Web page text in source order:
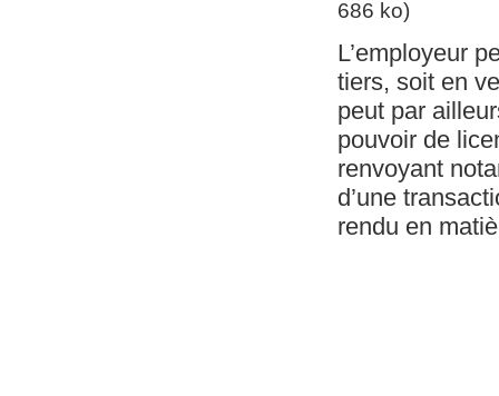
686 ko)
L’employeur
tiers, soit en
peut par
pouvoir de
renvoyant
d’une
rendu en